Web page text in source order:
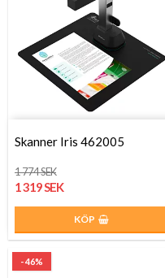
Skanner Iris 462005
1 774 SEK
1 319 SEK
KÖP
- 46%